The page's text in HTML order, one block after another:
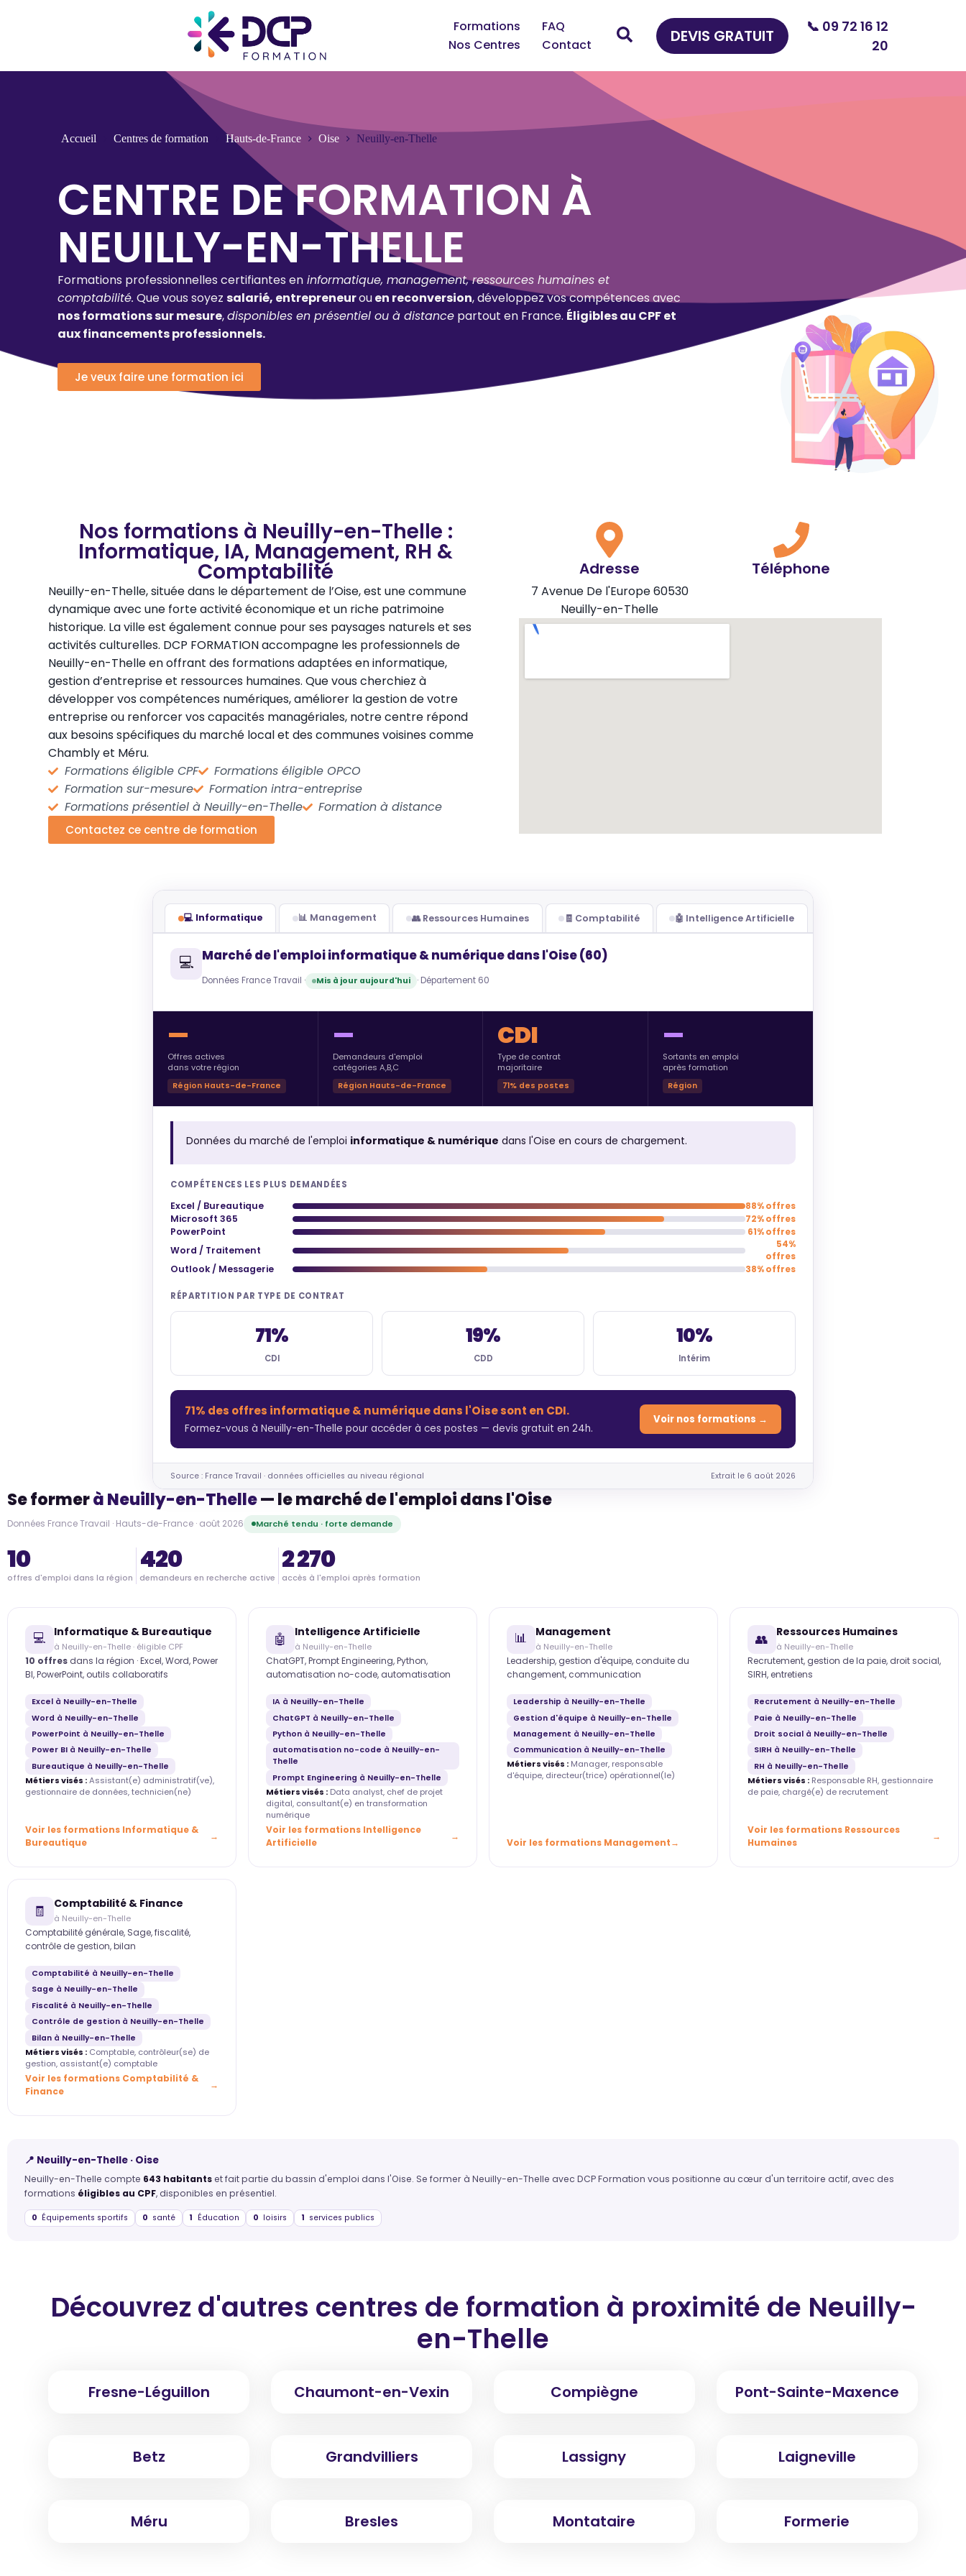
Formations
FAQ
Nos Centres
Contact DEVIS GRATUIT
📞 09 72 16 12
20
Accueil Centres de formation Hauts-de-France Oise Neuilly-en-Thelle
CENTRE DE FORMATION À
NEUILLY-EN-THELLE
Formations professionnelles certifiantes en informatique, management, ressources humaines et
comptabilité. Que vous soyez salarié, entrepreneurouen reconversion, développez vos compétences avec
nos formations sur mesure,disponibles en présentiel ou à distance partout en France. Éligibles au CPF et
aux financements professionnels.
Je veux faire une formation ici
Nos formations à Neuilly-en-Thelle :
Informatique, IA, Management, RH &
Comptabilité
Neuilly-en-Thelle, située dans le département de l’Oise, est une commune
dynamique avec une forte activité économique et un riche patrimoine
historique. La ville est également connue pour ses paysages naturels et ses
activités culturelles. DCP FORMATION accompagne les professionnels de
Neuilly-en-Thelle en offrant des formations adaptées en informatique,
gestion d’entreprise et ressources humaines. Que vous cherchiez à
développer vos compétences numériques, améliorer la gestion de votre
entreprise ou renforcer vos capacités managériales, notre centre répond
aux besoins spécifiques du marché local et des communes voisines comme
Chambly et Méru.
Formations éligible CPF
Formations éligible OPCO
Formation sur-mesure
Formation intra-entreprise
Formations présentiel à Neuilly-en-Thelle
Formation à distance
Contactez ce centre de formation
Adresse
7 Avenue De l'Europe 60530
Neuilly-en-Thelle
Téléphone
💻 Informatique 📊 Management 👥 Ressources Humaines 🧾 Comptabilité 🤖 Intelligence Artificielle
💻 Marché de l'emploi informatique & numérique dans l'Oise (60)
Données France Travail · Mis à jour aujourd'hui · Département 60
—
Offres actives
dans votre région
Région Hauts-de-France
—
Demandeurs d'emploi
catégories A,B,C
Région Hauts-de-France
CDI
Type de contrat
majoritaire
71% des postes
—
Sortants en emploi
après formation
Région
Données du marché de l'emploi informatique & numérique dans l'Oise en cours de chargement.
COMPÉTENCES LES PLUS DEMANDÉES
Excel / Bureautique 88% offres
Microsoft 365 72% offres
PowerPoint 61% offres
Word / Traitement
54%
offres
Outlook / Messagerie 38% offres
RÉPARTITION PAR TYPE DE CONTRAT
71%
CDI
19%
CDD
10%
Intérim
71% des offres informatique & numérique dans l'Oise sont en CDI.
Formez-vous à Neuilly-en-Thelle pour accéder à ces postes — devis gratuit en 24h.
Voir nos formations →
Source : France Travail · données officielles au niveau régional Extrait le 6 août 2026
Se formerà Neuilly-en-Thelle— le marché de l'emploi dans l'Oise
Données France Travail · Hauts-de-France · août 2026 Marché tendu · forte demande
10
offres d'emploi dans la région
420
demandeurs en recherche active
2 270
accès à l'emploi après formation
💻 Informatique & Bureautique
à Neuilly-en-Thelle · éligible CPF
10 offres dans la région · Excel, Word, Power
BI, PowerPoint, outils collaboratifs
Excel à Neuilly-en-Thelle
Word à Neuilly-en-Thelle
PowerPoint à Neuilly-en-Thelle
Power BI à Neuilly-en-Thelle
Bureautique à Neuilly-en-Thelle
Métiers visés :Assistant(e) administratif(ve),
gestionnaire de données, technicien(ne)
Voir les formations Informatique &
Bureautique
🤖 Intelligence Artificielle
à Neuilly-en-Thelle
ChatGPT, Prompt Engineering, Python,
automatisation no-code, automatisation
IA à Neuilly-en-Thelle
ChatGPT à Neuilly-en-Thelle
Python à Neuilly-en-Thelle
automatisation no-code à Neuilly-en-
Thelle
Prompt Engineering à Neuilly-en-Thelle
Métiers visés : Data analyst, chef de projet
digital, consultant(e) en transformation
numérique
Voir les formations Intelligence
Artificielle
📊 Management
à Neuilly-en-Thelle
Leadership, gestion d'équipe, conduite du
changement, communication
Leadership à Neuilly-en-Thelle
Gestion d'équipe à Neuilly-en-Thelle
Management à Neuilly-en-Thelle
Communication à Neuilly-en-Thelle
Métiers visés : Manager, responsable
d'équipe, directeur(trice) opérationnel(le)
Voir les formations Management
👥 Ressources Humaines
à Neuilly-en-Thelle
Recrutement, gestion de la paie, droit social,
SIRH, entretiens
Recrutement à Neuilly-en-Thelle
Paie à Neuilly-en-Thelle
Droit social à Neuilly-en-Thelle
SIRH à Neuilly-en-Thelle
RH à Neuilly-en-Thelle
Métiers visés : Responsable RH, gestionnaire
de paie, chargé(e) de recrutement
Voir les formations Ressources
Humaines
🧾 Comptabilité & Finance
à Neuilly-en-Thelle
Comptabilité générale, Sage, fiscalité,
contrôle de gestion, bilan
Comptabilité à Neuilly-en-Thelle
Sage à Neuilly-en-Thelle
Fiscalité à Neuilly-en-Thelle
Contrôle de gestion à Neuilly-en-Thelle
Bilan à Neuilly-en-Thelle
Métiers visés : Comptable, contrôleur(se) de
gestion, assistant(e) comptable
Voir les formations Comptabilité &
Finance
📍 Neuilly-en-Thelle · Oise
Neuilly-en-Thelle compte 643 habitantset fait partie du bassin d'emploi dans l'Oise. Se former à Neuilly-en-Thelle avec DCP Formation vous positionne au cœur d'un territoire actif, avec des
formations éligibles au CPF, disponibles en présentiel.
0 Équipements sportifs 0 santé 1 Éducation 0 loisirs 1 services publics
Découvrez d'autres centres de formation à proximité de Neuilly-
en-Thelle
Fresne-Léguillon Chaumont-en-Vexin Compiègne Pont-Sainte-Maxence
Betz Grandvilliers Lassigny Laigneville
Méru Bresles Montataire Formerie